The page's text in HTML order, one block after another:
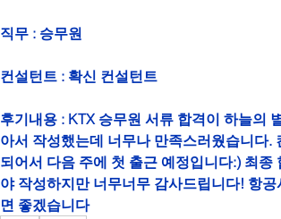
직무 : 승무원
컨설턴트 : 확신 컨설턴트
후기내용 : KTX 승무원 서류 합격이 하늘의
아서 작성했는데 너무나 만족스러웠습니다.
되어서 다음 주에 첫 출근 예정입니다:) 최
야 작성하지만 너무너무 감사드립니다! 항
면 좋겠습니다